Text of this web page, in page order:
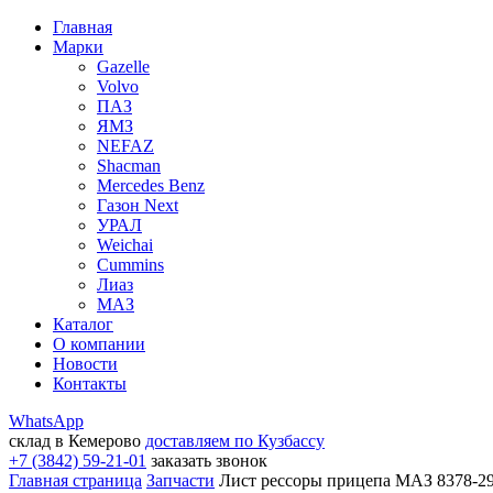
Главная
Марки
Gazelle
Volvo
ПАЗ
ЯМЗ
NEFAZ
Shacman
Mercedes Benz
Газон Next
УРАЛ
Weichai
Cummins
Лиаз
МАЗ
Каталог
О компании
Новости
Контакты
WhatsApp
склад в Кемерово доставляем по Кузбассу
+7 (3842) 59-21-01 заказать звонок
Главная страница Запчасти Лист рессоры прицепа МАЗ 8378-